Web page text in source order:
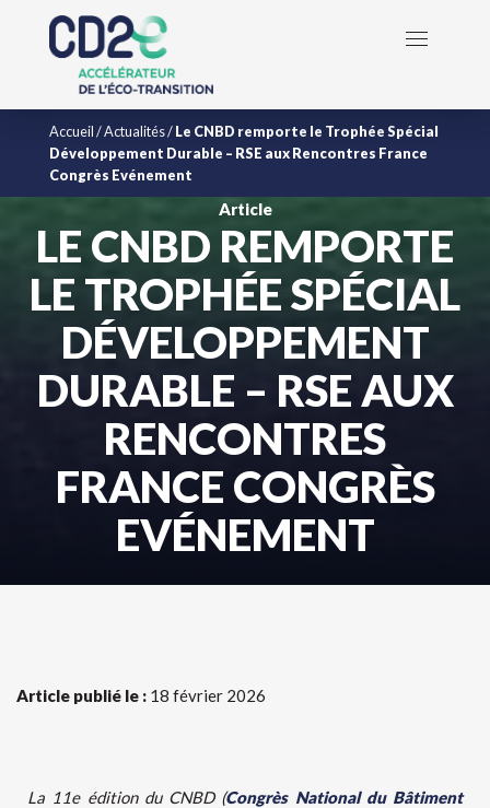
Accueil/Actualités/Le CNBD remporte le Trophée Spécial
Développement Durable – RSE aux Rencontres France
Congrès Evénement
Article
LE CNBD REMPORTE
LE TROPHÉE SPÉCIAL
DÉVELOPPEMENT
DURABLE – RSE AUX
RENCONTRES
FRANCE CONGRÈS
EVÉNEMENT
Article publié le : 18 février 2026
La 11e édition du CNBD (Congrès National du Bâtiment